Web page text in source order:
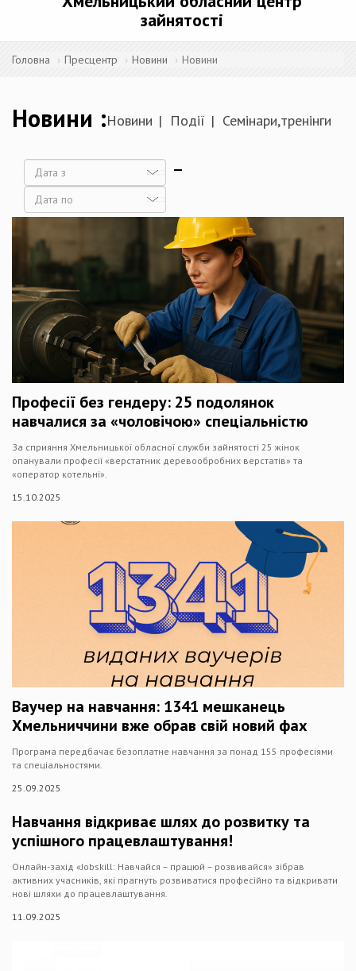
зайнятості
Головна Пресцентр Новини Новини
Новини Новини Події Семінари,тренінги
Дата
Дата
Професії без гендеру: 25 подолянок
навчалися за «чоловічою» спеціальністю
За сприяння Хмельницької обласної служби зайнятості 25 жінок
опанували професії «верстатник деревообробних верстатів» та
«оператор котельні».
15.10.2025
Ваучер на навчання: 1341 мешканець
Хмельниччини вже обрав свій новий фах
Програма передбачає безоплатне навчання за понад 155 професіями
та спеціальностями.
25.09.2025
Навчання відкриває шлях до розвитку та
успішного працевлаштування!
Онлайн-захід «Jobskill: Навчайся – працюй – розвивайся» зібрав
активних учасників, які прагнуть розвиватися професійно та відкривати
нові шляхи до працевлаштування.
11.09.2025